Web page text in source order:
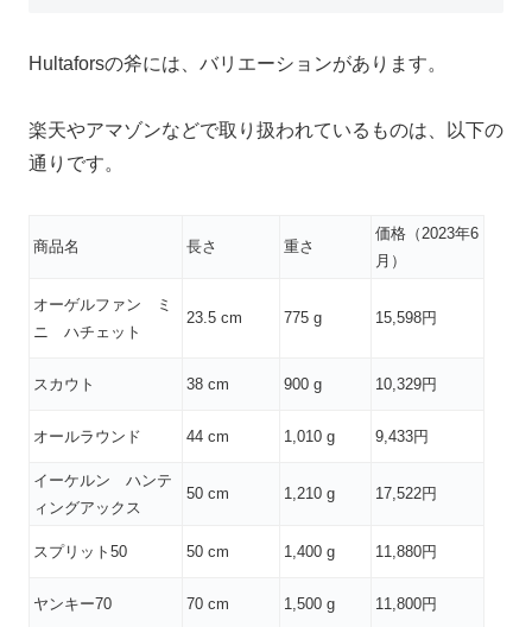
Hultaforsの斧には、バリエーションがあります。
楽天やアマゾンなどで取り扱われているものは、以下の
通りです。
商品名 長さ 重さ
価格（2023年6
月）
オーゲルファン ミ
ニ ハチェット
23.5 cm 775 g 15,598円
スカウト 38 cm 900 g 10,329円
オールラウンド 44 cm 1,010 g 9,433円
イーケルン ハンテ
ィングアックス
50 cm 1,210 g 17,522円
スプリット50 50 cm 1,400 g 11,880円
ヤンキー70 70 cm 1,500 g 11,800円